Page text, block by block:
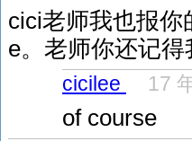
cici老师我也报你
e。老师你还记
cicilee 17
of course